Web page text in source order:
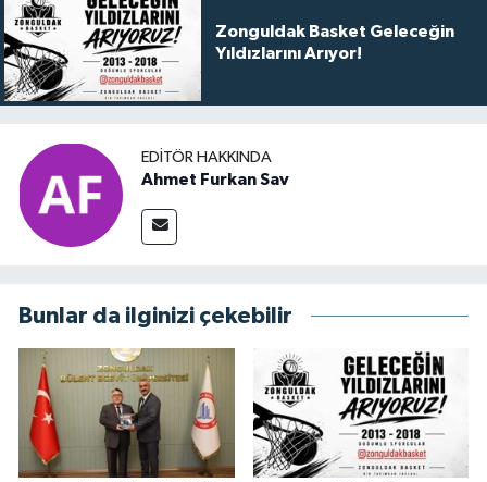
Zonguldak Basket Geleceğin
Yıldızlarını Arıyor!
EDITÖR HAKKINDA
Ahmet Furkan Sav
Bunlar da ilginizi çekebilir